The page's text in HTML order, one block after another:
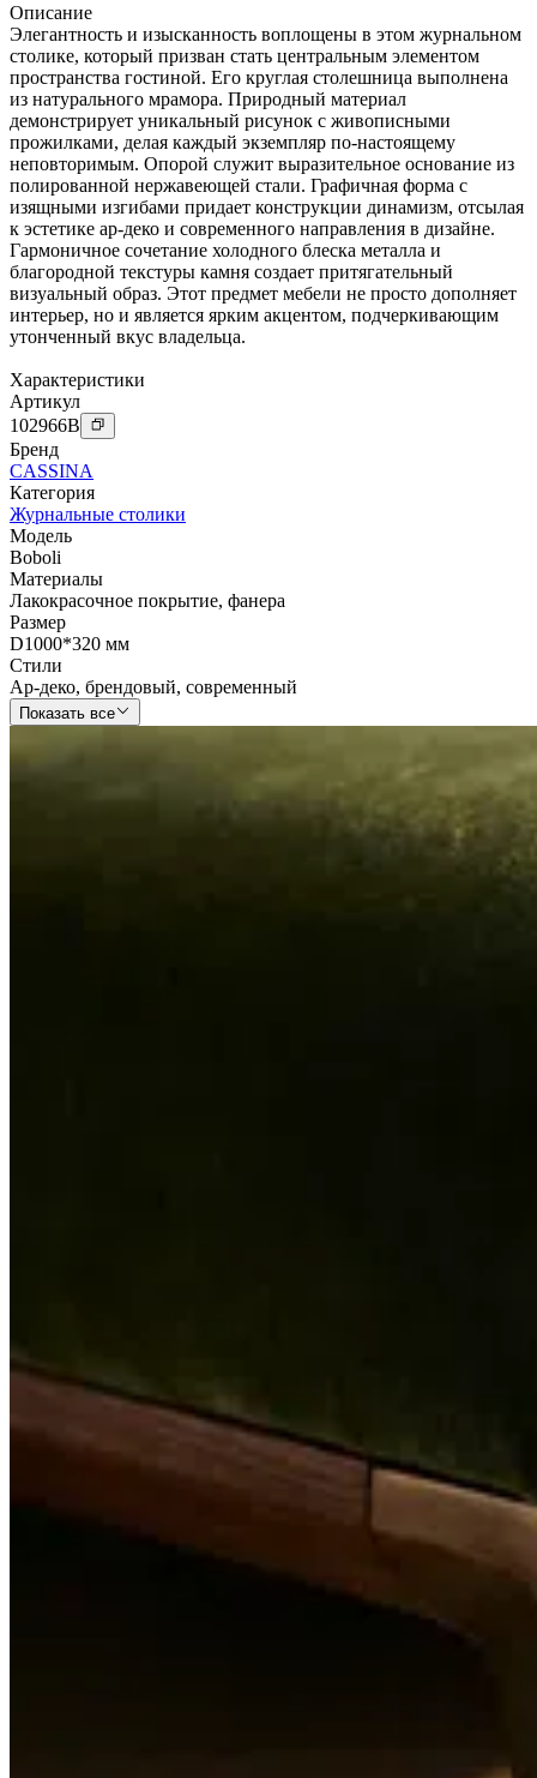
Описание
Элегантность и изысканность воплощены в этом журнальном
столике, который призван стать центральным элементом
пространства гостиной. Его круглая столешница выполнена
из натурального мрамора. Природный материал
демонстрирует уникальный рисунок с живописными
прожилками, делая каждый экземпляр по-настоящему
неповторимым. Опорой служит выразительное основание из
полированной нержавеющей стали. Графичная форма с
изящными изгибами придает конструкции динамизм, отсылая
к эстетике ар-деко и современного направления в дизайне.
Гармоничное сочетание холодного блеска металла и
благородной текстуры камня создает притягательный
визуальный образ. Этот предмет мебели не просто дополняет
интерьер, но и является ярким акцентом, подчеркивающим
утонченный вкус владельца.
Характеристики
Артикул
102966B
Бренд
CASSINA
Категория
Журнальные столики
Модель
Boboli
Материалы
Лакокрасочное покрытие, фанера
Размер
D1000*320 мм
Стили
Ар-деко, брендовый, современный
Показать все